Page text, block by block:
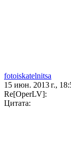
fotoiskatelnitsa
15 июн. 2013 г.,
Re[OperLV]:
Цитата: